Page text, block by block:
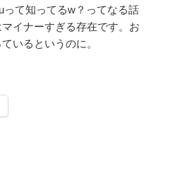
って知ってるw？ってなる話
イナーすぎる存在です。お
いるというのに。